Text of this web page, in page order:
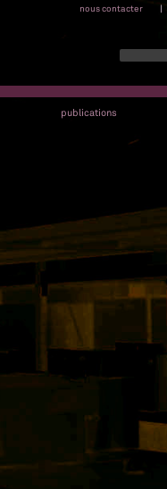
nous contacter |
publications